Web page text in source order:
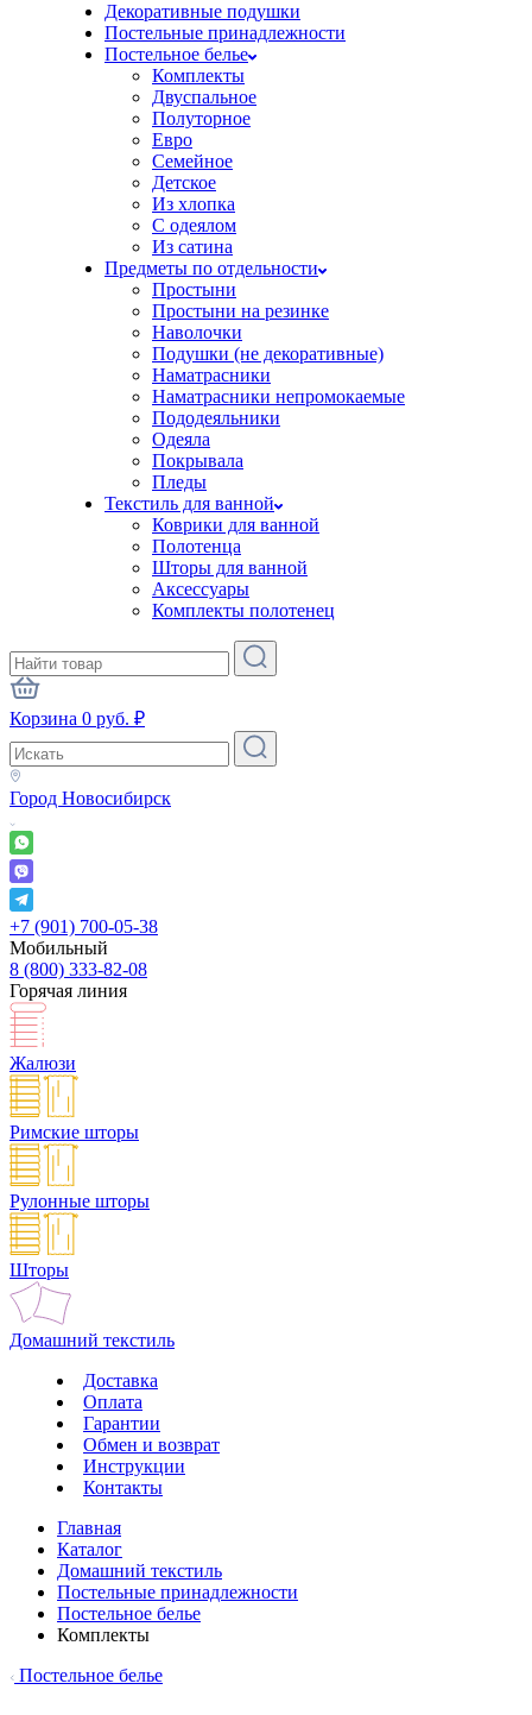
Декоративные подушки
Постельные принадлежности
Постельное белье
Комплекты
Двуспальное
Полуторное
Евро
Семейное
Детское
Из хлопка
С одеялом
Из сатина
Предметы по отдельности
Простыни
Простыни на резинке
Наволочки
Подушки (не декоративные)
Наматрасники
Наматрасники непромокаемые
Пододеяльники
Одеяла
Покрывала
Пледы
Текстиль для ванной
Коврики для ванной
Полотенца
Шторы для ванной
Аксессуары
Комплекты полотенец
Корзина 0 руб. ₽
Город Новосибирск
+7 (901) 700-05-38
Мобильный
8 (800) 333-82-08
Горячая линия
Жалюзи
Римские шторы
Рулонные шторы
Шторы
Домашний текстиль
Доставка
Оплата
Гарантии
Обмен и возврат
Инструкции
Контакты
Главная
Каталог
Домашний текстиль
Постельные принадлежности
Постельное белье
Комплекты
Постельное белье